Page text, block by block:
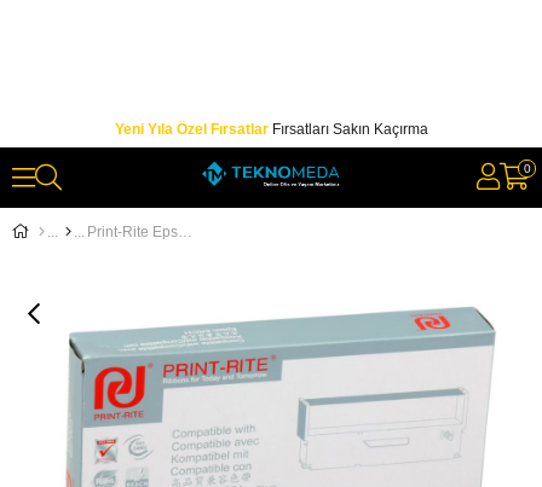
Yeni Yıla Özel FırsatlarFırsatları Sakın Kaçırma
0
Print-Rite Epson ERC-31 Muadil Şerit